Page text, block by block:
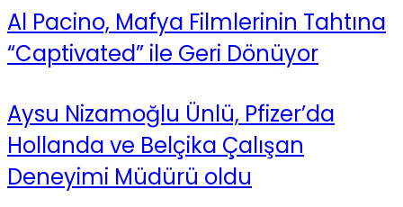
Al Pacino, Mafya Filmlerinin Tahtına
“Captivated” ile Geri Dönüyor
Aysu Nizamoğlu Ünlü, Pfizer’da
Hollanda ve Belçika Çalışan
Deneyimi Müdürü oldu